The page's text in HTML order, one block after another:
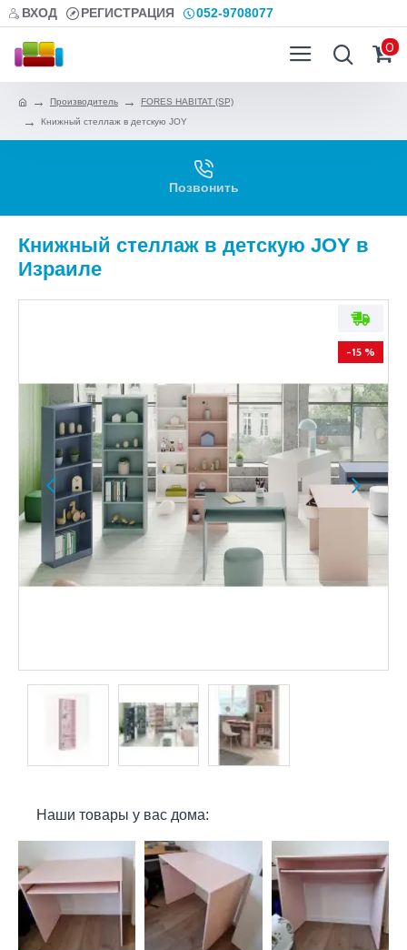
ВХОД РЕГИСТРАЦИЯ 052-9708077
0
Производитель
FORES HABITAT (SP)
Книжный стеллаж в детскую JOY
Позвонить
Книжный стеллаж в детскую JOY в
Израиле
-15 %
Наши товары у вас дома: